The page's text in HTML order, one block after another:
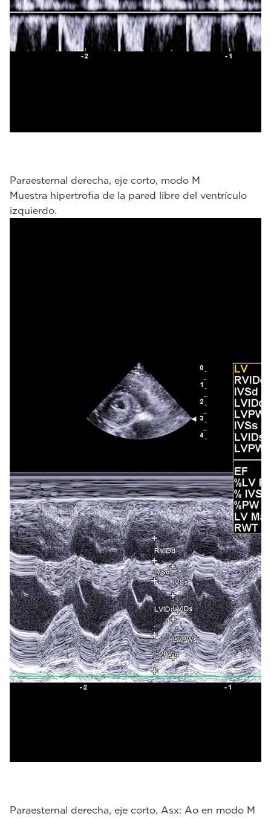
Paraesternal derecha, eje corto, modo M
Muestra hipertrofia de la pared libre del ventrículo
izquierdo.
Paraesternal derecha, eje corto, Asx: Ao en modo M